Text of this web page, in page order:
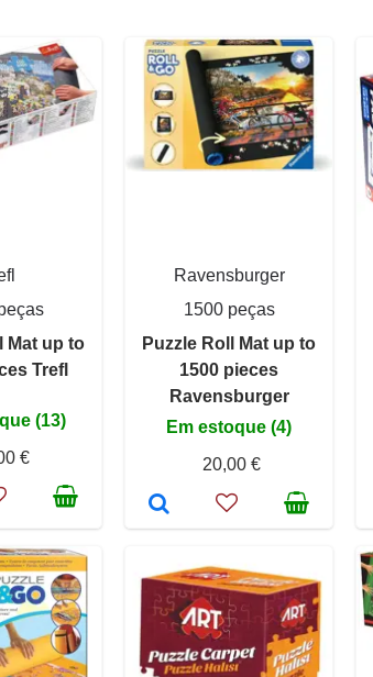
Mat up to
Trefl
(13)
€
Ravensburger
1500 peças
Puzzle Roll Mat up to
1500 pieces
Ravensburger
Em estoque (4)
20,00 €